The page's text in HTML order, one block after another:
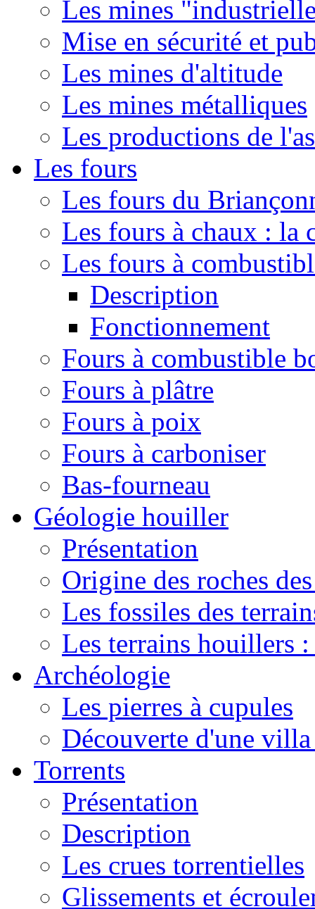
Les mines
Mise en sécurité et
Les mines d'altitude
Les mines métalliques
Les productions de
Les fours
Les fours du
Les fours à chaux : la
Les fours à
Description
Fonctionnement
Fours à combustible
Fours à plâtre
Fours à poix
Fours à carboniser
Bas-fourneau
Géologie houiller
Présentation
Origine des roches
Les fossiles des
Les terrains houillers
Archéologie
Les pierres à cupules
Découverte d'une
Torrents
Présentation
Description
Les crues torrentielles
Glissements et